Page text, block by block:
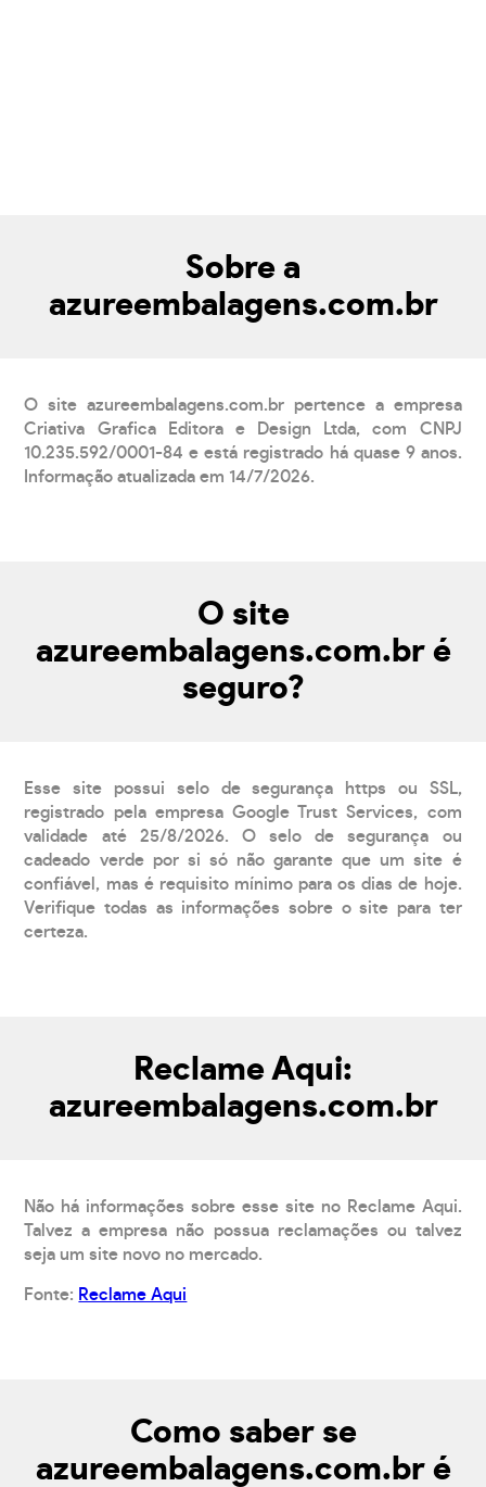
Sobre a
azureembalagens.com.br
O site azureembalagens.com.br pertence a empresa
Criativa Grafica Editora e Design Ltda, com CNPJ
10.235.592/0001-84 e está registrado há quase 9 anos.
Informação atualizada em 14/7/2026.
O site
azureembalagens.com.br é
seguro?
Esse site possui selo de segurança https ou SSL,
registrado pela empresa Google Trust Services, com
validade até 25/8/2026. O selo de segurança ou
cadeado verde por si só não garante que um site é
confiável, mas é requisito mínimo para os dias de hoje.
Verifique todas as informações sobre o site para ter
certeza.
Reclame Aqui:
azureembalagens.com.br
Não há informações sobre esse site no Reclame Aqui.
Talvez a empresa não possua reclamações ou talvez
seja um site novo no mercado.
Fonte: Reclame Aqui
Como saber se
azureembalagens.com.br é